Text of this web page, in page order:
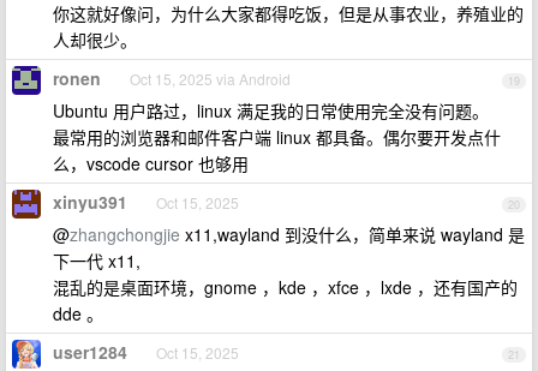
你这就好像问，为什么大家都得吃饭，但是从事农业，养殖业的
人却很少。
19
ronen Oct 15, 2025 via Android
Ubuntu 用户路过，linux 满足我的日常使用完全没有问题。
最常用的浏览器和邮件客户端 linux 都具备。偶尔要开发点什
么，vscode cursor 也够用
20
xinyu391 Oct 15, 2025
@zhangchongjie x11,wayland 到没什么，简单来说 wayland 是
下一代 x11,
混乱的是桌面环境，gnome ，kde ，xfce ，lxde ，还有国产的
dde 。
21
user1284 Oct 15, 2025